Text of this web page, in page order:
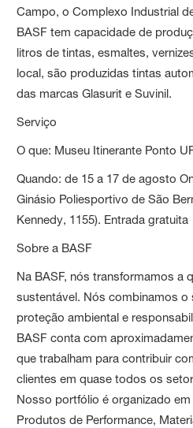
Campo, o Complexo Industrial
BASF tem capacidade de
litros de tintas, esmaltes,
local, são produzidas tintas
das marcas Glasurit e Suvinil.
Serviço
O que: Museu Itinerante Ponto
Quando: de 15 a 17 de agosto
Ginásio Poliesportivo de São
Kennedy, 1155). Entrada gratuita
Sobre a BASF
Na BASF, nós transformamos a
sustentável. Nós combinamos
proteção ambiental e
BASF conta com
que trabalham para contribuir
clientes em quase todos os
Nosso portfólio é organizado
Produtos de Performance,